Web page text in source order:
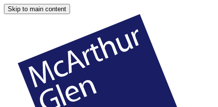
Skip to main content